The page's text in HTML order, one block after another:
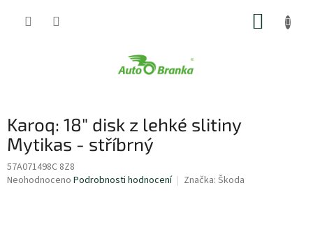
Karoq: 18" disk z lehké slitiny
Mytikas - stříbrný
57A071498C 8Z8
Průměrné
Neohodnoceno Podrobnosti hodnocení Značka: Škoda